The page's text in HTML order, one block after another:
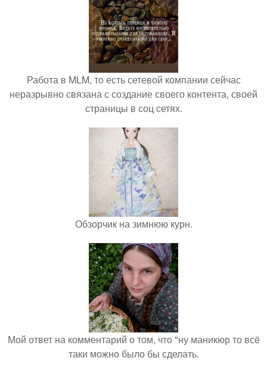
Работа в MLM, то есть сетевой компании сейчас
неразрывно связана с создание своего контента, своей
страницы в соц сетях.
Обзорчик на зимнюю курн.
Мой ответ на комментарий о том, что "ну маникюр то всё
таки можно было бы сделать.